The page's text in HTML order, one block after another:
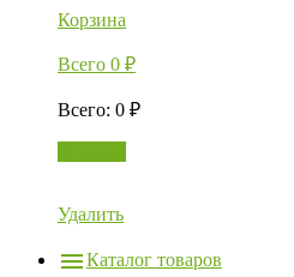
Корзина
Всего 0 ₽
Всего: 0 ₽
Удалить
Каталог товаров